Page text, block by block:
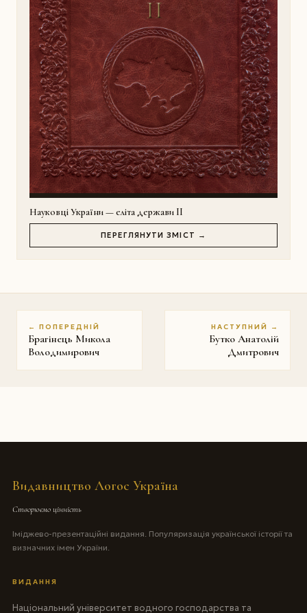
Науковці України — еліта держави II
ПЕРЕГЛЯНУТИ ЗМІСТ →
← ПОПЕРЕДНІЙ
Брагінець Микола
Володимирович
НАСТУПНИЙ →
Бутко Анатолій
Дмитрович
Видавництво Логос Україна
Створюємо цінність
Іміджево-презентаційні видання. Популяризація української історії та
визначних імен України.
ВИДАННЯ
Національний університет водного господарства та